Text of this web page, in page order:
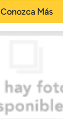
Conozca Más